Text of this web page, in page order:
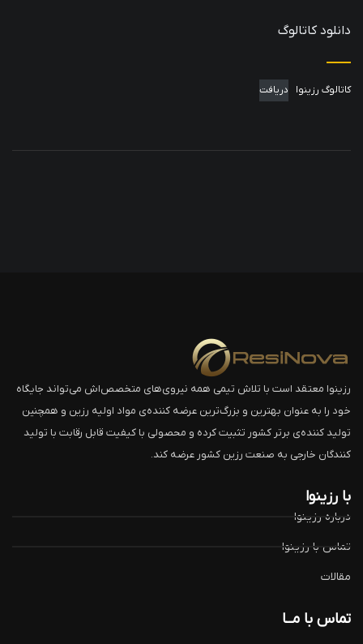
دانلود کاتالوگ
کاتالوگ رزینوا دریافت
رزینوا معتقد است با تلاش تیمی همه نیروی‌های متخصص‌اش می‌تواند جایگاه
خود را به عنوان بهترین و بزرگ‌ترین عرضه کننده‌ی مواد اولیه رزین و همچنین
تولید کننده‌ی برتر کشور تثبیت کرده و محصولی با کیفیت قابل رقابت با تولید
کنندگان خارجی به صنعت رزین کشور عرضه کند.
با رزینوا
درباره رزینوا
تماس با رزینوا
مقالات
تماس با مــا